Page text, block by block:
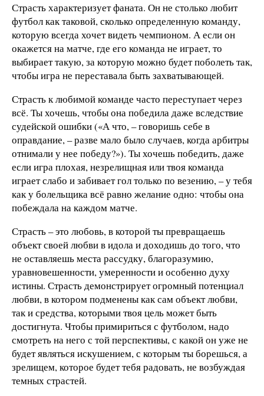
Страсть характеризует фаната. Он не столько любит
футбол как таковой, сколько определенную команду,
которую всегда хочет видеть чемпионом. А если он
окажется на матче, где его команда не играет, то
выбирает такую, за которую можно будет поболеть так,
чтобы игра не переставала быть захватывающей.
Страсть к любимой команде часто переступает через
всё. Ты хочешь, чтобы она победила даже вследствие
судейской ошибки («А что, – говоришь себе в
оправдание, – разве мало было случаев, когда арбитры
отнимали у нее победу?»). Ты хочешь победить, даже
если игра плохая, незрелищная или твоя команда
играет слабо и забивает гол только по везению, – у тебя
как у болельщика всё равно желание одно: чтобы она
побеждала на каждом матче.
Страсть – это любовь, в которой ты превращаешь
объект своей любви в идола и доходишь до того, что
не оставляешь места рассудку, благоразумию,
уравновешенности, умеренности и особенно духу
истины. Страсть демонстрирует огромный потенциал
любви, в котором подменены как сам объект любви,
так и средства, которыми твоя цель может быть
достигнута. Чтобы примириться с футболом, надо
смотреть на него с той перспективы, с какой он уже не
будет являться искушением, с которым ты борешься, а
зрелищем, которое будет тебя радовать, не возбуждая
темных страстей.